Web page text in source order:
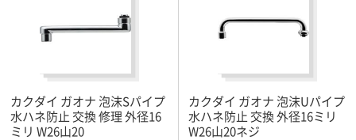
カクダイ ガオナ 泡沫Sパイプ
水ハネ防止 交換 修理 外径16
ミリ W26山20
カクダイ ガオナ 泡沫Uパイプ
水ハネ防止 交換 外径16ミリ
W26山20ネジ